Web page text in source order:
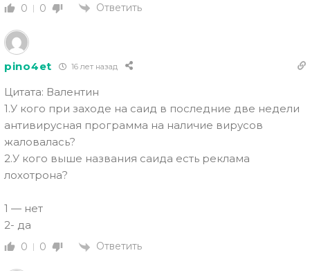
0 0 Ответить
pino4et 16 лет назад
Цитата: Валентин
1.У кого при заходе на саид в последние две недели
антивирусная программа на наличие вирусов
жаловалась?
2.У кого выше названия саида есть реклама
лохотрона?
1 — нет
2- да
0 0 Ответить